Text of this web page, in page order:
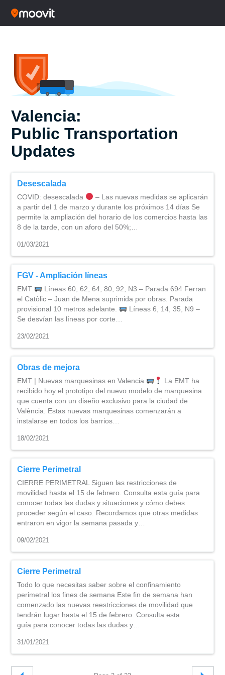
Valencia:
Public Transportation
Updates
Desescalada
COVID: desescalada
– Las nuevas medidas se aplicarán
a partir del 1 de marzo y durante los próximos 14 días Se
permite la ampliación del horario de los comercios hasta las
8 de la tarde, con un aforo del 50%;…
01/03/2021
FGV - Ampliación líneas
EMT
Líneas 60, 62, 64, 80, 92, N3 – Parada 694 Ferran
el Catòlic – Juan de Mena suprimida por obras. Parada
provisional 10 metros adelante.
Líneas 6, 14, 35, N9 –
Se desvían las líneas por corte…
23/02/2021
Obras de mejora
EMT | Nuevas marquesinas en Valencia
La EMT ha
recibido hoy el prototipo del nuevo modelo de marquesina
que cuenta con un diseño exclusivo para la ciudad de
València. Estas nuevas marquesinas comenzarán a
instalarse en todos los barrios…
18/02/2021
Cierre Perimetral
CIERRE PERIMETRAL Siguen las restricciones de
movilidad hasta el 15 de febrero. Consulta esta guía para
conocer todas las dudas y situaciones y cómo debes
proceder según el caso. Recordamos que otras medidas
entraron en vigor la semana pasada y…
09/02/2021
Cierre Perimetral
Todo lo que necesitas saber sobre el confinamiento
perimetral los fines de semana Este fin de semana han
comenzado las nuevas reestricciones de movilidad que
tendrán lugar hasta el 15 de febrero. Consulta esta
guía para conocer todas las dudas y…
31/01/2021